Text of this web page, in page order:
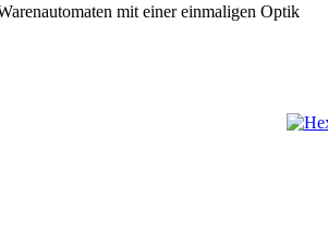
mit einer einmaligen Optik